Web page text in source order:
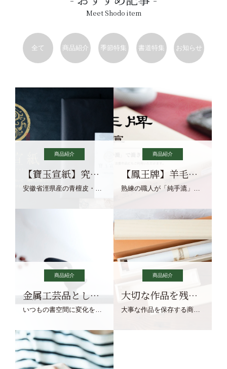
Meet Shodo item
全て 商品紹介 季節特集 書道特集 お知らせ
商品紹介
【寶玉宣紙】究極の純粋な宣紙を目指す寶玉宣紙
商品紹介
【鳳王牌】羊毛筆×濃墨での揮毫に最適な宣紙系画仙紙
商品紹介
金属工芸品としての文鎮
商品紹介
大切な作品を残す作品保存商品